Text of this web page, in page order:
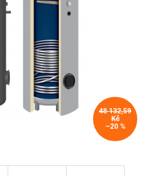
48 132,59
Kč
–20 %